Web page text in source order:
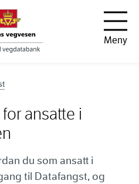
Meny
ansatte i
du som ansatt i
til Datafangst, og